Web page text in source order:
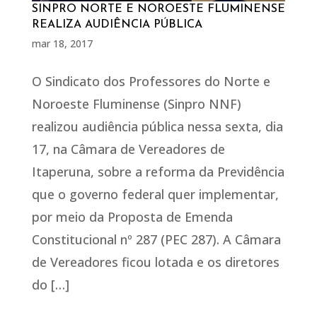
SINPRO NORTE E NOROESTE FLUMINENSE
REALIZA AUDIÊNCIA PÚBLICA
mar 18, 2017
O Sindicato dos Professores do Norte e
Noroeste Fluminense (Sinpro NNF)
realizou audiência pública nessa sexta, dia
17, na Câmara de Vereadores de
Itaperuna, sobre a reforma da Previdência
que o governo federal quer implementar,
por meio da Proposta de Emenda
Constitucional nº 287 (PEC 287). A Câmara
de Vereadores ficou lotada e os diretores
do […]